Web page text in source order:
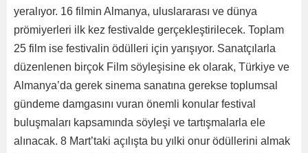
yeralıyor. 16 filmin Almanya, uluslararası ve dünya
prömiyerleri ilk kez festivalde gerçekleştirilecek. Toplam
25 film ise festivalin ödülleri için yarışıyor. Sanatçılarla
düzenlenen birçok Film söyleşisine ek olarak, Türkiye ve
Almanya’da gerek sinema sanatına gerekse toplumsal
gündeme damgasını vuran önemli konular festival
buluşmaları kapsamında söyleşi ve tartışmalarla ele
alınacak. 8 Mart’taki açılışta bu yılki onur ödüllerini almak